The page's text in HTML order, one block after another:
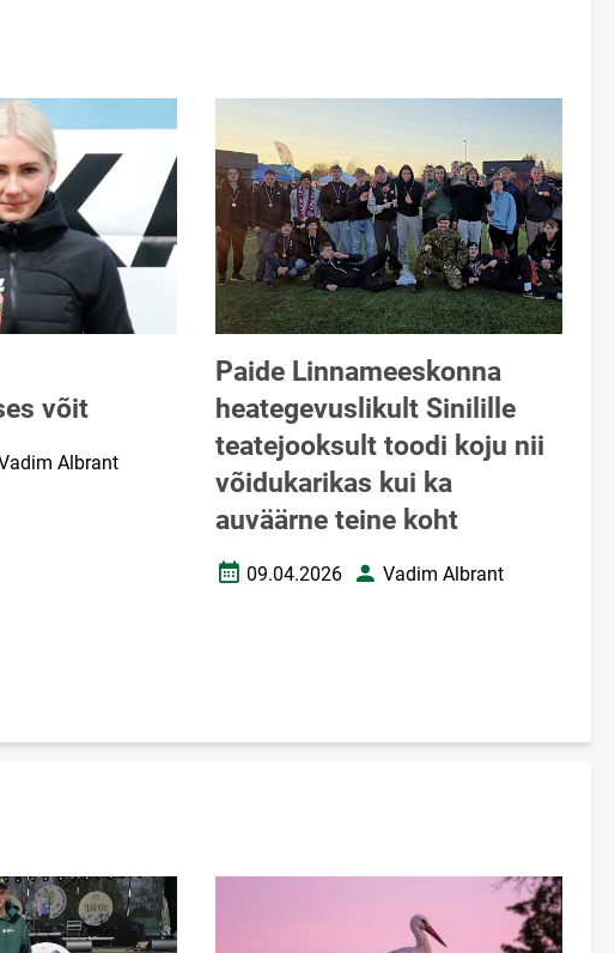
võit
Albrant
Paide Linnameeskonna
heategevuslikult Sinilille
teatejooksult toodi koju nii
võidukarikas kui ka
auväärne teine koht
Loomise kuupäev
09.04.2026 AutorVadim Albrant